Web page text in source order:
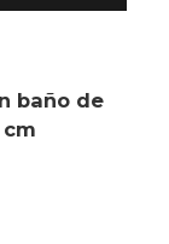
baño de